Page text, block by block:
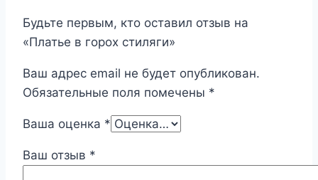
Будьте первым, кто оставил отзыв на
«Платье в горох стиляги»
Ваш адрес email не будет опубликован.
Обязательные поля помечены *
Ваша оценка *
Ваш отзыв *